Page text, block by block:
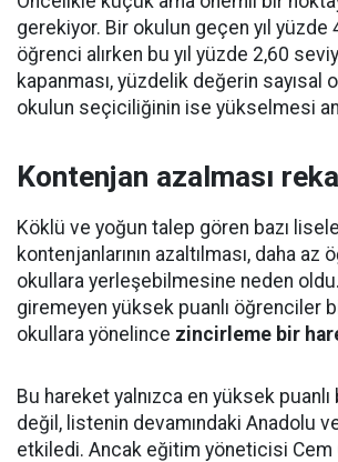
gerekiyor. Bir okulun geçen yıl yüzde
öğrenci alırken bu yıl yüzde 2,60
kapanması, yüzdelik değerin sayısal
okulun seçiciliğinin ise yükselmesi
Kontenjan azalması
Köklü ve yoğun talep gören bazı
kontenjanlarının azaltılması, daha az
okullara yerleşebilmesine neden
giremeyen yüksek puanlı öğrenciler
okullara yönelince zincirleme bir
Bu hareket yalnızca en yüksek
değil, listenin devamındaki Anadolu
etkiledi. Ancak eğitim yöneticisi Cem